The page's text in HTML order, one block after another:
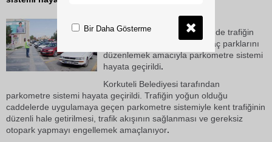
17 Ekim 2018 Çarşamba 11:43
ANTALYA'nın Korkuteli ilçesinde trafiğin
yoğun olduğu caddelerde araç parklarını
düzenlemek amacıyla parkometre sistemi
hayata geçirildi.
Korkuteli Belediyesi tarafından
parkometre sistemi hayata geçirildi. Trafiğin yoğun olduğu
caddelerde uygulamaya geçen parkometre sistemiyle kent trafiğinin
düzenli hale getirilmesi, trafik akışının sağlanması ve gereksiz
otopark yapmayı engellemek amaçlanıyor.
Bir Daha Gösterme